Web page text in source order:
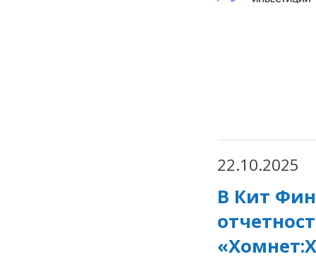
22.10.2025
В Кит